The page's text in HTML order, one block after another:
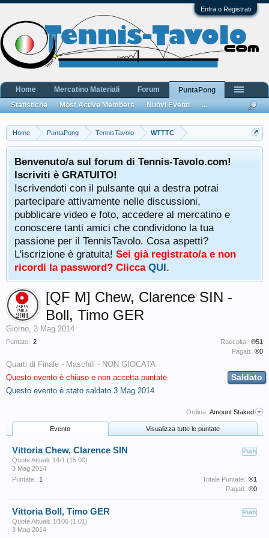
Entra o Registrati
Home PuntaPong TennisTavolo WTTTC
Benvenuto/a sul forum di Tennis-Tavolo.com!
Iscriviti è GRATUITO!
Iscrivendoti con il pulsante qui a destra potrai
partecipare attivamente nelle discussioni,
pubblicare video e foto, accedere al mercatino e
conoscere tanti amici che condividono la tua
passione per il TennisTavolo. Cosa aspetti?
L'iscrizione è gratuita! Sei già registrato/a e non
ricordi la password? Clicca QUI.
Puntate: 2 Raccolta: ℗51
Pagati: ℗0
[QF M] Chew, Clarence SIN -
Boll, Timo GER
Giorno, 3 Mag 2014
Saldato
Quarti di Finale - Maschili - NON GIOCATA
Questo evento è chiuso e non accetta puntate
Questo evento è stato saldato 3 Mag 2014
Ordina: Amount Staked
Evento Visualizza tutte le puntate
Push
Vittoria Chew, Clarence SIN
Quote Attuali: 14/1 (15.00)
3 Mag 2014
Puntate: 1 Totale Puntate: ℗1
Pagati: ℗0
Push
Vittoria Boll, Timo GER
Quote Attuali: 1/100 (1.01)
3 Mag 2014
Home Mercatino Materiali Forum
PuntaPong
Statistiche
Most Active Members Nuovi Eventi ...